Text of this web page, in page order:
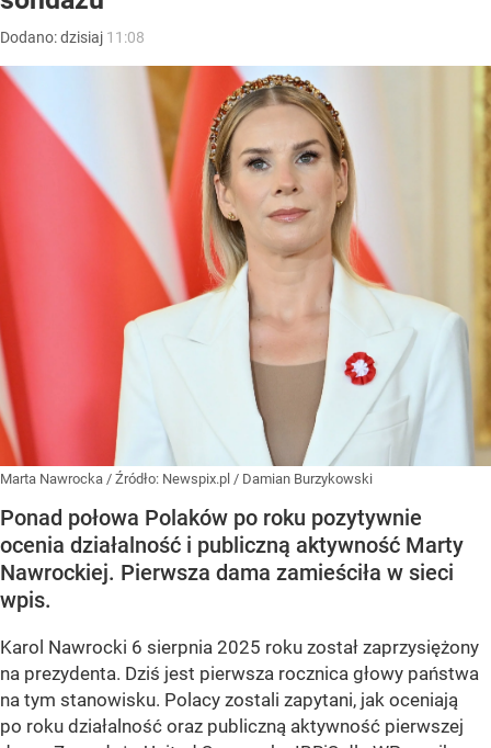
Dodano:dzisiaj 11:08
Marta Nawrocka / Źródło: Newspix.pl / Damian Burzykowski
Ponad połowa Polaków po roku pozytywnie
ocenia działalność i publiczną aktywność Marty
Nawrockiej. Pierwsza dama zamieściła w sieci
wpis.
Karol Nawrocki 6 sierpnia 2025 roku został zaprzysiężony
na prezydenta. Dziś jest pierwsza rocznica głowy państwa
na tym stanowisku. Polacy zostali zapytani, jak oceniają
po roku działalność oraz publiczną aktywność pierwszej